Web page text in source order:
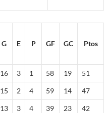
G E P GF GC Ptos
16 3 1 58 19 51
15 2 4 59 14 47
13 3 4 39 23 42